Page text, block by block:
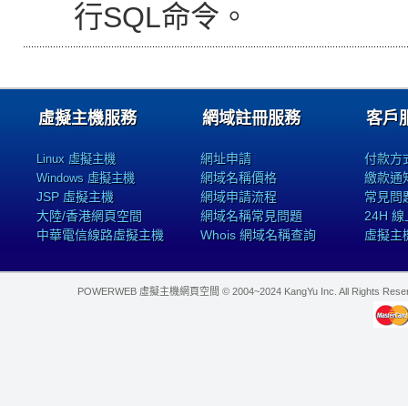
行SQL命令。
虛擬主機服務
Linux 虛擬主機
Windows 虛擬主機
JSP 虛擬主機
大陸/香港網頁空間
中華電信線路虛擬主機
網域註冊服務
網址申請
網域名稱價格
網域申請流程
網域名稱常見問題
Whois 網域名稱查詢
客戶
付款方
繳款通
常見問
24H 線
虛擬主
POWERWEB 虛擬主機網頁空間 © 2004~2024 KangYu Inc. All Rights